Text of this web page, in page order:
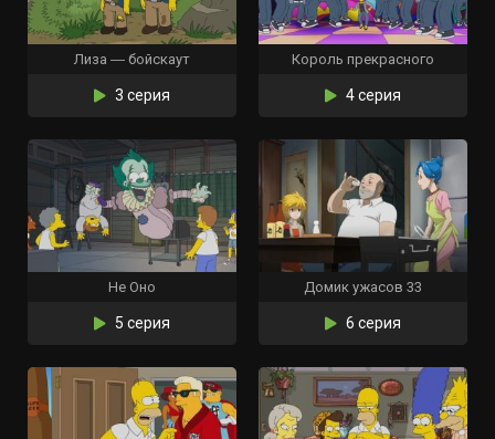
Лиза ― бойскаут
3 серия
Король прекрасного
4 серия
Не Оно
5 серия
Домик ужасов 33
6 серия